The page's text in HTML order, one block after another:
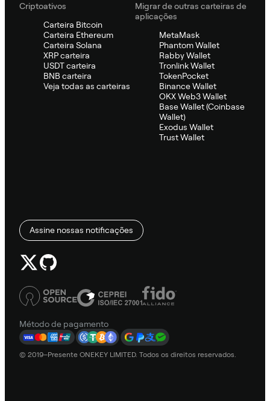
Criptoativos
Carteira Bitcoin
Carteira Ethereum
Carteira Solana
XRP carteira
USDT carteira
BNB carteira
Veja todas as carteiras
Migrar de outras carteiras de
aplicações
MetaMask
Phantom Wallet
Rabby Wallet
Tronlink Wallet
TokenPocket
Binance Wallet
OKX Web3 Wallet
Base Wallet (Coinbase
Wallet)
Exodus Wallet
Trust Wallet
Assine nossas notificações
Método de pagamento
© 2019–Presente ONEKEY LIMITED. Todos os direitos reservados.